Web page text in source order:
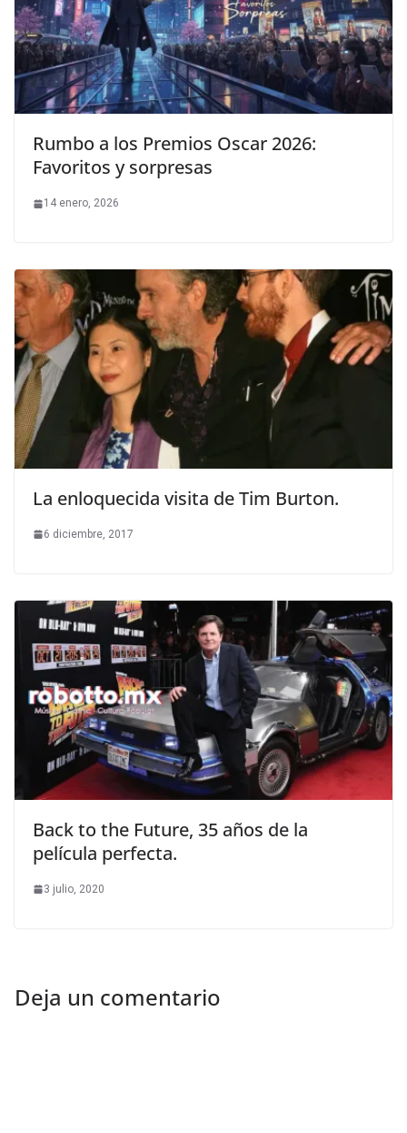
Rumbo a los Premios Oscar 2026:
Favoritos y sorpresas
14 enero, 2026
La enloquecida visita de Tim Burton.
6 diciembre, 2017
Back to the Future, 35 años de la
película perfecta.
3 julio, 2020
Deja un comentario